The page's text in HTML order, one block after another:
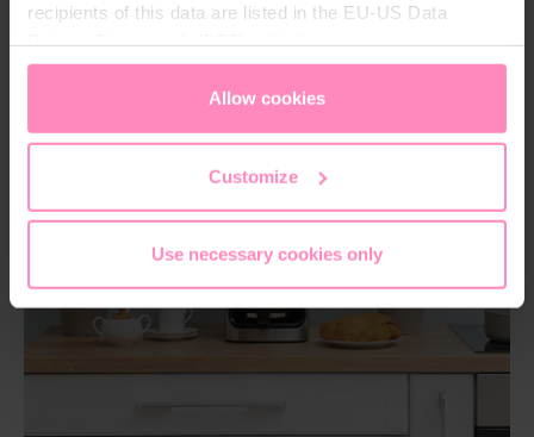
recipients of this data are listed in the EU-US Data
appropriate level of data protection. You canaccept all
only allow necessary cookies
access and change your chosen setting at any time in
Allow cookies
Customize
Use necessary cookies only